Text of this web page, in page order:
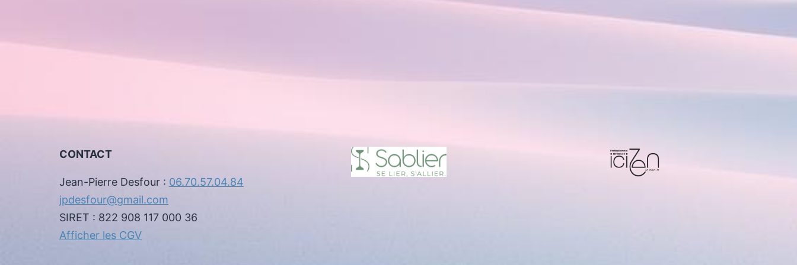
CONTACT
Jean-Pierre Desfour : 06.70.57.04.84
jpdesfour@gmail.com
SIRET : 822 908 117 000 36
Afficher les CGV